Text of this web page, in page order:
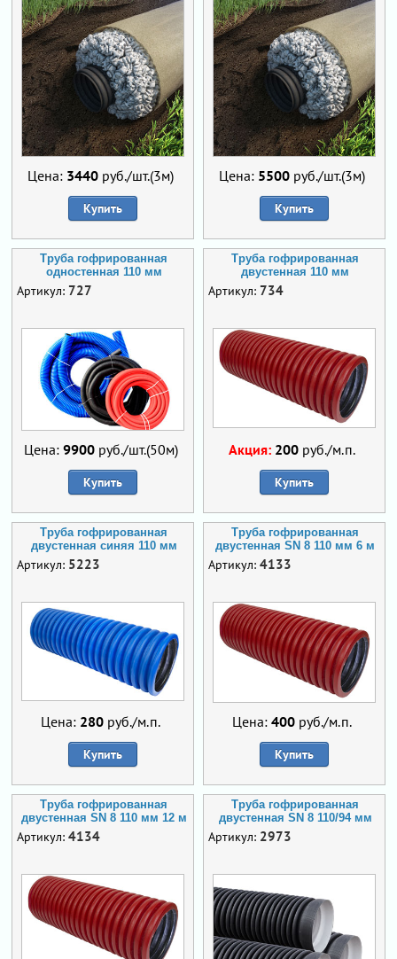
Цена: 3440 руб./шт.(3м)
Купить
Цена: 5500 руб./шт.(3м)
Купить
Труба гофрированная
одностенная 110 мм
Артикул: 727
Цена: 9900руб./шт.(50м)
Купить
Труба гофрированная
двустенная 110 мм
Артикул: 734
Акция: 200 руб./м.п.
Купить
Труба гофрированная
двустенная синяя 110 мм
Артикул: 5223
Цена: 280 руб./м.п.
Купить
Труба гофрированная
двустенная SN 8 110 мм 6 м
Артикул: 4133
Цена: 400 руб./м.п.
Купить
Труба гофрированная
двустенная SN 8 110 мм 12 м
Артикул: 4134
Труба гофрированная
двустенная SN 8 110/94 мм
Артикул: 2973